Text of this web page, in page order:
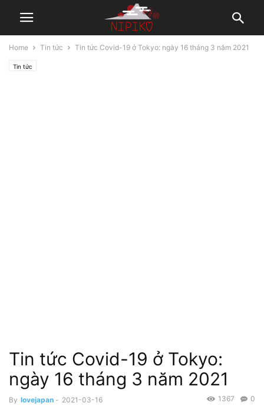
Home Tin tức Tin tức Covid-19 ở Tokyo: ngày 16 tháng 3 năm 2021
Tin tức
Tin tức Covid-19 ở Tokyo:
ngày 16 tháng 3 năm 2021
By lovejapan - 2021-03-16 0
1367